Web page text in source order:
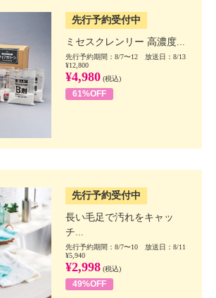
先行予約受付中
ミセスクレンリー 高濃度...
先行予約期間：8/7〜12 放送日：8/13
¥12,800
¥4,980 (税込)
61%OFF
先行予約受付中
長い毛足で汚れをキャッ
チ...
先行予約期間：8/7〜10 放送日：8/11
¥5,940
¥2,998 (税込)
49%OFF